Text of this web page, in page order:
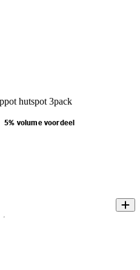
hutspot 3pack
5% volume voordeel